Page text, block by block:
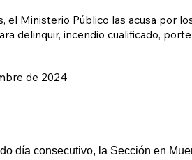
el Ministerio Público las acusa por
delinquir, incendio cualificado,
de 2024
día consecutivo, la Sección en